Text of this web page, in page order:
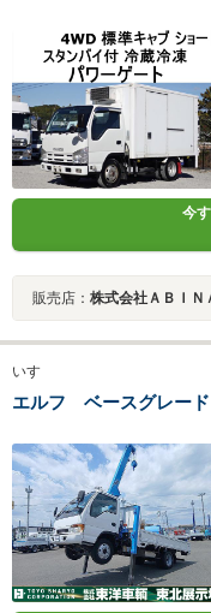
今
販売店： 株式会社ＡＢＩＮ
いすゞ
エルフ ベースグレー